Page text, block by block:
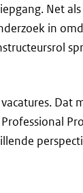
Net
in
Dat